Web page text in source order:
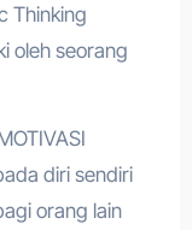
Thinking
oleh seorang
diri sendiri
orang lain